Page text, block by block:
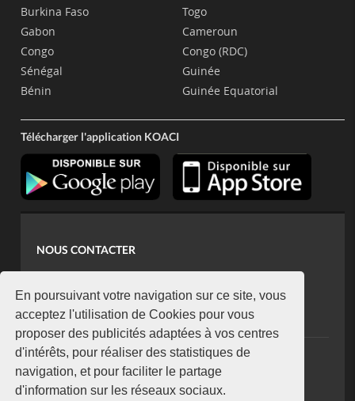
En poursuivant votre navigation sur ce site, vous
acceptez l'utilisation de Cookies pour vous
proposer des publicités adaptées à vos centres
d'intérêts, pour réaliser des statistiques de
navigation, et pour faciliter le partage
d'information sur les réseaux sociaux.
Burkina Faso
Gabon
Congo
Sénégal
Bénin
Togo
Cameroun
Congo (RDC)
Guinée
Guinée Equatorial
Télécharger l'application KOACI
NOUS CONTACTER
koaci@yahoo.fr
+225 07 08 85 52 93
NEWSLETTER
Restez connecté via notre newsletter